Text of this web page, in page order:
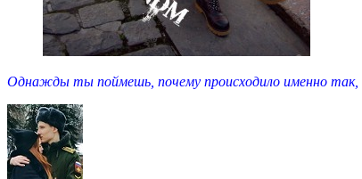
Однажды ты поймешь, почему происходило именно так,